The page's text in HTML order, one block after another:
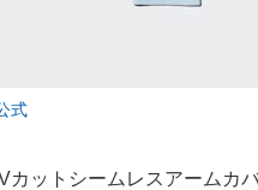
式
ットシームレスアームカ